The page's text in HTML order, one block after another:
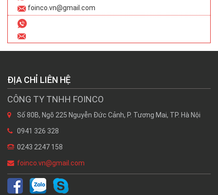
foinco.vn@gmail.com
ĐỊA CHỈ LIÊN HỆ
CÔNG TY TNHH FOINCO
Số 80B, Ngõ 225 Nguyễn Đức Cảnh, P. Tương Mai, TP. Hà Nội
0941 326 328
0243 2247 158
foinco.vn@gmail.com